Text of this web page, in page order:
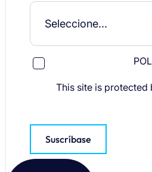
This site is protected
Suscríbase